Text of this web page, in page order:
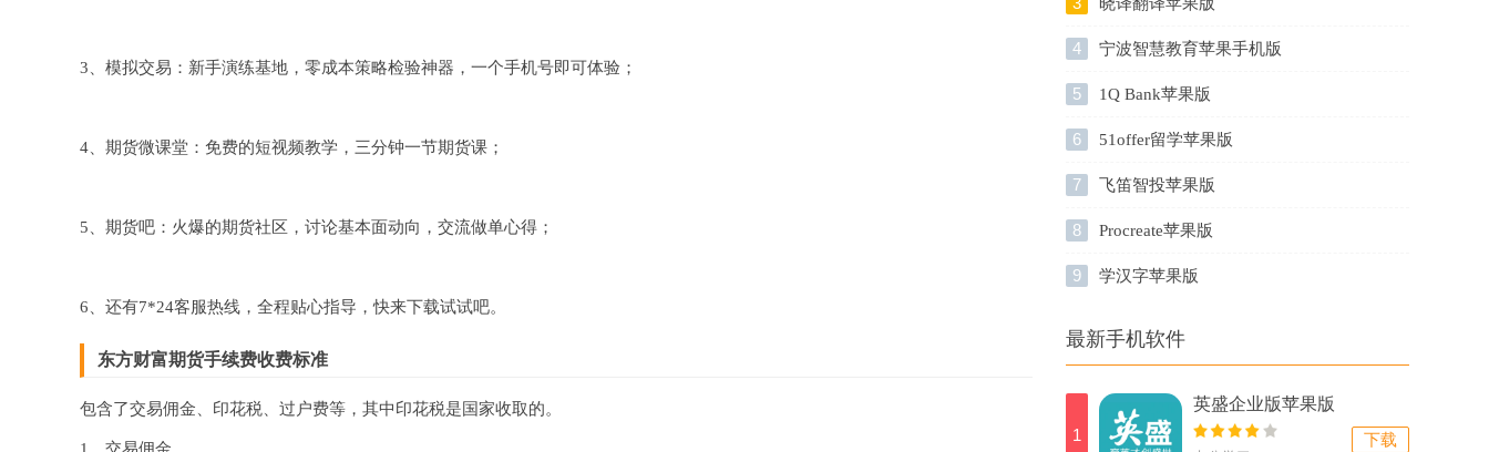
3、模拟交易：新手演练基地，零成本策略检验神器，一个手机号即可体验；
4、期货微课堂：免费的短视频教学，三分钟一节期货课；
5、期货吧：火爆的期货社区，讨论基本面动向，交流做单心得；
6、还有7*24客服热线，全程贴心指导，快来下载试试吧。
东方财富期货手续费收费标准
包含了交易佣金、印花税、过户费等，其中印花税是国家收取的。
4 宁波智慧教育苹果手机版
5 1Q Bank苹果版
6 51offer留学苹果版
7 飞笛智投苹果版
8 Procreate苹果版
9 学汉字苹果版
最新手机软件
1
英盛企业版苹果版
下载